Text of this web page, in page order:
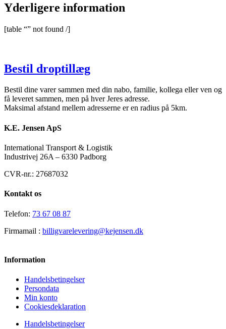
Yderligere information
[table “” not found /]
Bestil droptillæg
Bestil dine varer sammen med din nabo, familie, kollega eller ven og
få leveret sammen, men på hver Jeres adresse.
Maksimal afstand mellem adresserne er en radius på 5km.
K.E. Jensen ApS
International Transport & Logistik
Industrivej 26A – 6330 Padborg
CVR-nr.: 27687032
Kontakt os
Telefon: 73 67 08 87
Firmamail : billigvarelevering@kejensen.dk
Information
Handelsbetingelser
Persondata
Min konto
Cookiesdeklaration
Handelsbetingelser